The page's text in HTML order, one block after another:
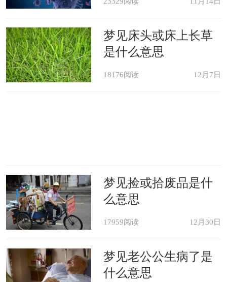
梦见床头或床上长草
是什么意思
18176阅读 12月7日
梦见捡或拾废品是什
么意思
17959阅读 12月30日
梦见老公公生病了是
什么意思